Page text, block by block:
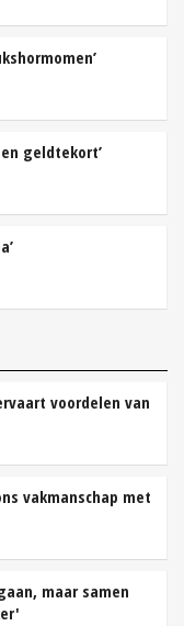
geldtekort’
voordelen van
vakmanschap met
maar samen